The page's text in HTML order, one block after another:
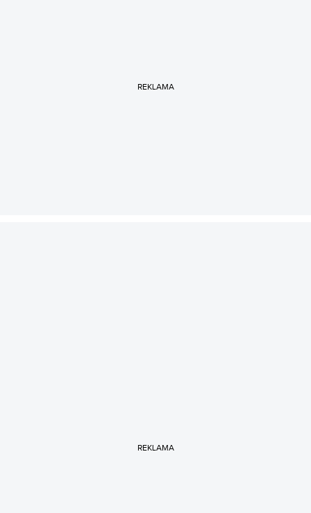
REKLAMA
REKLAMA